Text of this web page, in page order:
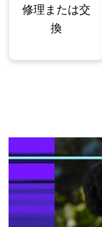
修理または交
換